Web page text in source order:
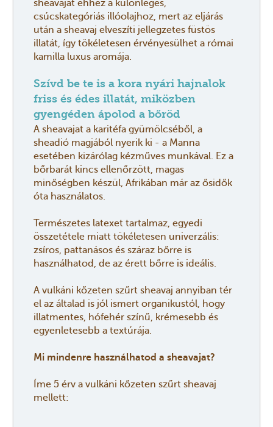
sheavajat ehhez a különleges,
csúcskategóriás illóolajhoz, mert az eljárás
után a sheavaj elveszíti jellegzetes füstös
illatát, így tökéletesen érvényesülhet a római
kamilla luxus aromája.
Szívd be te is a kora nyári hajnalok
friss és édes illatát, miközben
gyengéden ápolod a bőröd
A sheavajat a karitéfa gyümölcséből, a
sheadió magjából nyerik ki - a Manna
esetében kizárólag kézműves munkával. Ez a
bőrbarát kincs ellenőrzött, magas
minőségben készül, Afrikában már az ősidők
óta használatos.
Természetes latexet tartalmaz, egyedi
összetétele miatt tökéletesen univerzális:
zsíros, pattanásos és száraz bőrre is
használhatod, de az érett bőrre is ideális.
A vulkáni kőzeten szűrt sheavaj annyiban tér
el az általad is jól ismert organikustól, hogy
illatmentes, hófehér színű, krémesebb és
egyenletesebb a textúrája.
Mi mindenre használhatod a sheavajat?
Íme 5 érv a vulkáni kőzeten szűrt sheavaj
mellett: